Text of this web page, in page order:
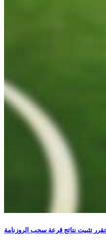
تثبيت نتائج قرعة سحب الروزنامة